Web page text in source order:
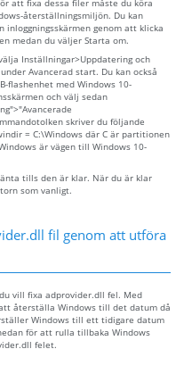
återställningsmiljön. Du kan
inloggningsskärmen genom att klicka
medan du väljer Starta om.
Inställningar>Uppdatering och
Avancerad start. Du kan också
flashenhet med Windows 10-
och välj sedan
skriver du följande
= C:\Windows där C är partitionen
är vägen till Windows 10-
tills den är klar. När du är klar
som vanligt.
fil genom att utföra
vill fixa adprovider.dll fel. Med
återställa Windows till det datum då
Windows till ett tidigare datum
för att rulla tillbaka Windows
felet.